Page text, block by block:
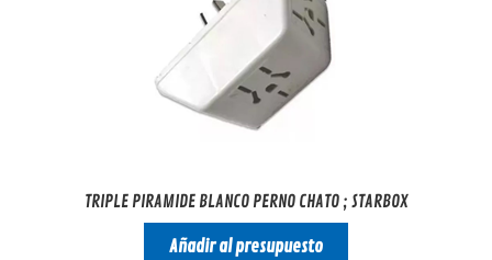
TRIPLE PIRAMIDE BLANCO PERNO CHATO ; STARBOX
Añadir al presupuesto